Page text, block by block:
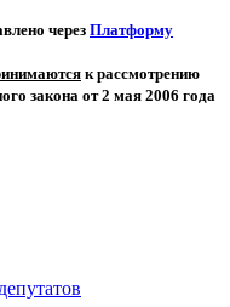
через Платформу
к рассмотрению
закона от 2 мая 2006 года